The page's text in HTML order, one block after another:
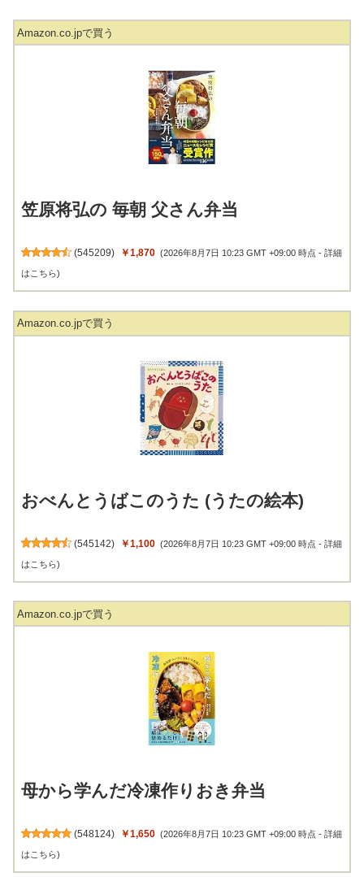
Amazon.co.jpで買う
笠原将弘の 毎朝 父さん弁当
(545209) ￥1,870 (2026年8月7日 10:23 GMT +09:00 時点 -詳細
はこちら)
Amazon.co.jpで買う
おべんとうばこのうた (うたの絵本)
(545142) ￥1,100 (2026年8月7日 10:23 GMT +09:00 時点 -詳細
はこちら)
Amazon.co.jpで買う
母から学んだ冷凍作りおき弁当
(548124) ￥1,650 (2026年8月7日 10:23 GMT +09:00 時点 -詳細
はこちら)